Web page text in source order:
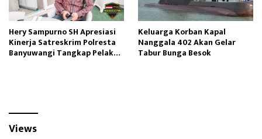
Hery Sampurno SH Apresiasi
Kinerja Satreskrim Polresta
Banyuwangi Tangkap Pelaku
Keluarga Korban Kapal
Nanggala 402 Akan Gelar
Tabur Bunga Besok
Views